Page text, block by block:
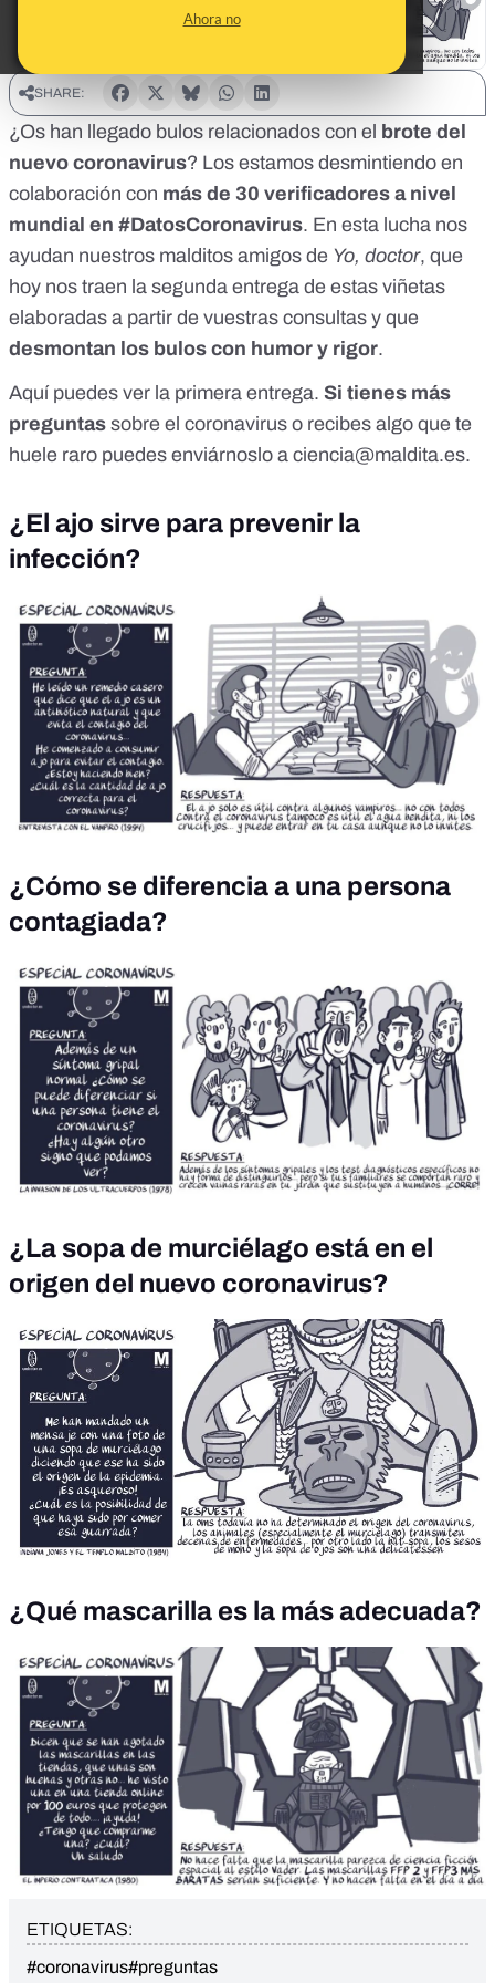
Ahora no
SHARE:
¿Os han llegado bulos relacionados con el brote del
nuevo coronavirus? Los estamos desmintiendo en
colaboración con más de 30 verificadores a nivel
mundial en #DatosCoronavirus. En esta lucha nos
ayudan nuestros malditos amigos de Yo, doctor, que
hoy nos traen la segunda entrega de estas viñetas
elaboradas a partir de vuestras consultas y que
desmontan los bulos con humor y rigor.
Aquí puedes ver la primera entrega. Si tienes más
preguntas sobre el coronavirus o recibes algo que te
huele raro puedes enviárnoslo a ciencia@maldita.es.
¿El ajo sirve para prevenir la
infección?
¿Cómo se diferencia a una persona
contagiada?
¿La sopa de murciélago está en el
origen del nuevo coronavirus?
¿Qué mascarilla es la más adecuada?
ETIQUETAS:
#coronavirus#preguntas